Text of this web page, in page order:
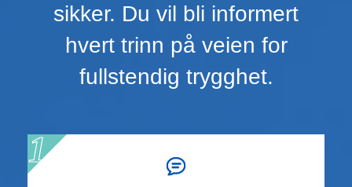
sikker. Du vil bli informert
hvert trinn på veien for
fullstendig trygghet.